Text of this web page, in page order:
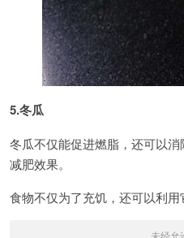
5.冬瓜
冬瓜不仅能促进燃脂，还可以
减肥效果。
食物不仅为了充饥，还可以利用
未经允